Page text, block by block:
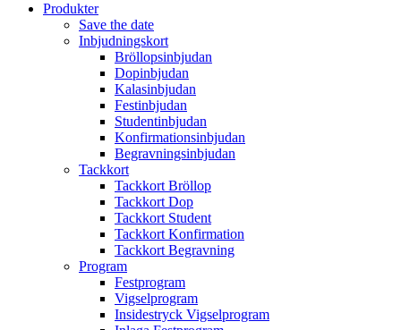
Produkter
Save the date
Inbjudningskort
Bröllopsinbjudan
Dopinbjudan
Kalasinbjudan
Festinbjudan
Studentinbjudan
Konfirmationsinbjudan
Begravningsinbjudan
Tackkort
Tackkort Bröllop
Tackkort Dop
Tackkort Student
Tackkort Konfirmation
Tackkort Begravning
Program
Festprogram
Vigselprogram
Insidestryck Vigselprogram